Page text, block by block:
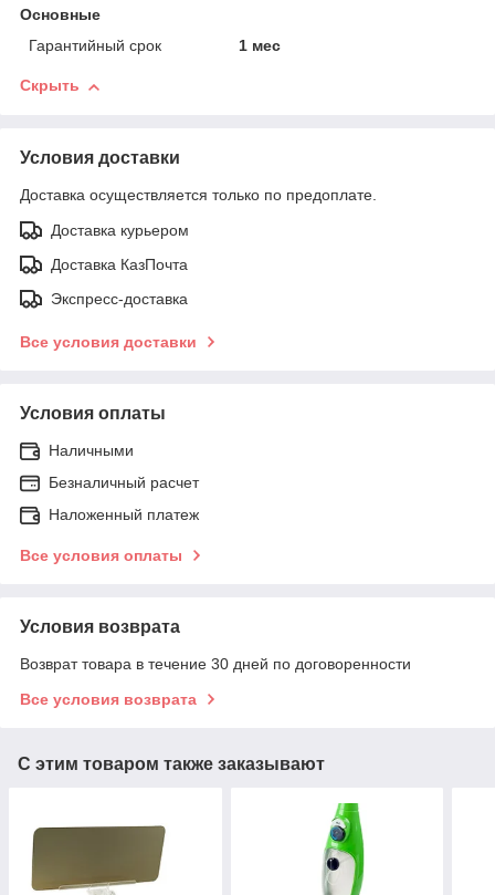
Основные
Гарантийный срок
1 мес
Скрыть
Условия доставки
Доставка осуществляется только по предоплате.
Доставка курьером
Доставка КазПочта
Экспресс-доставка
Все условия доставки
Условия оплаты
Наличными
Безналичный расчет
Наложенный платеж
Все условия оплаты
Условия возврата
Возврат товара в течение 30 дней по договоренности
Все условия возврата
С этим товаром также заказывают